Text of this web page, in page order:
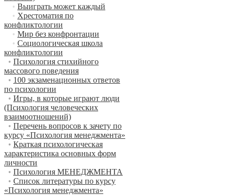
• Выиграть может каждый
• Хрестоматия по
конфликтологии
• Мир без конфронтации
• Социологическая школа
конфликтологии
• Психология стихийного
массового поведения
• 100 экзаменационных ответов
по психологии
• Игры, в которые играют люди
(Психология человеческих
взаимоотношений)
• Перечень вопросов к зачету по
курсу «Психология менеджмента»
• Краткая психологическая
характеристика основных форм
личности
• Психология МЕНЕДЖМЕНТА
• Список литературы по курсу
«Психология менеджмента»